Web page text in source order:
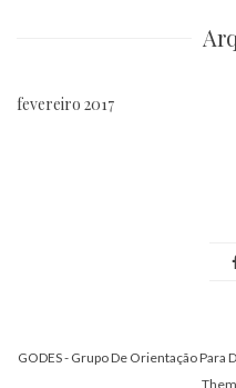
fevereiro 2017
GODES - Grupo De Orientação Para